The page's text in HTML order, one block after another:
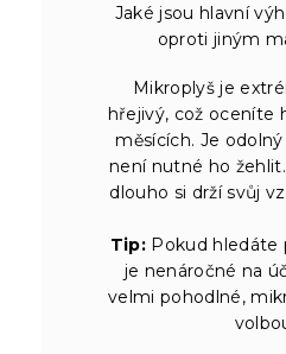
Jaké jsou hlavní
oproti jiným
Mikroplyš je
hřejivý, což oceníte
měsících. Je
není nutné ho
dlouho si drží svůj
Tip: Pokud hledáte
je nenáročné na
velmi pohodlné,